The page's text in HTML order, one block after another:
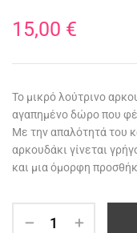
15,00 €
Το μικρό λούτρινο
αγαπημένο δώρο που
Με την απαλότητά του
αρκουδάκι γίνεται
και μια όμορφη